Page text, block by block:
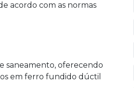
acordo com as normas
saneamento, oferecendo
em ferro fundido dúctil